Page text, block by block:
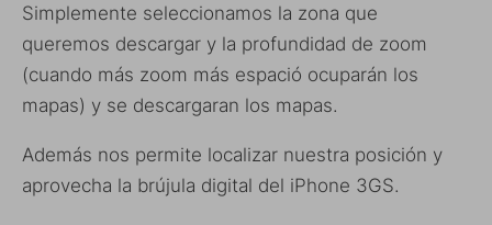
Simplemente seleccionamos la zona que
queremos descargar y la profundidad de zoom
(cuando más zoom más espació ocuparán los
mapas) y se descargaran los mapas.
Además nos permite localizar nuestra posición y
aprovecha la brújula digital del iPhone 3GS.